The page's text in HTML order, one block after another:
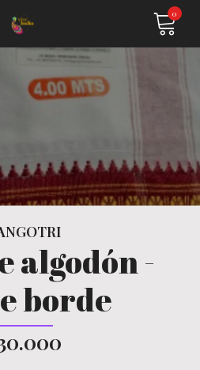
0
algodón -
borde